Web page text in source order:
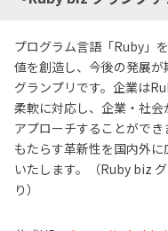
プログラム言語「Ruby」
値を創造し、今後の発展
グランプリです。企業は
柔軟に対応し、企業・社
アプローチすることがで
もたらす革新性を国内外
いたします。（Ruby biz
り）